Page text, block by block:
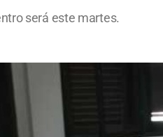
será este martes.